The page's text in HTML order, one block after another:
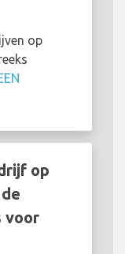
op
op
voor